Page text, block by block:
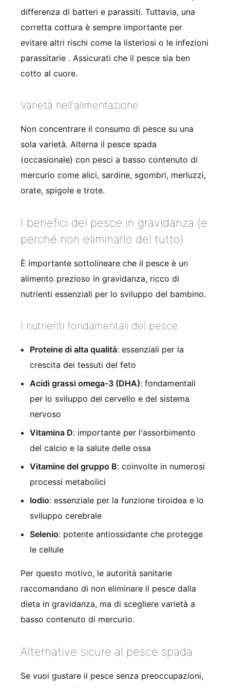
differenza di batteri e parassiti. Tuttavia, una
corretta cottura è sempre importante per
evitare altri rischi come la listeriosi o le infezioni
parassitarie . Assicurati che il pesce sia ben
cotto al cuore.
Varietà nell'alimentazione
Non concentrare il consumo di pesce su una
sola varietà. Alterna il pesce spada
(occasionale) con pesci a basso contenuto di
mercurio come alici, sardine, sgombri, merluzzi,
orate, spigole e trote.
I benefici del pesce in gravidanza (e
perché non eliminarlo del tutto)
È importante sottolineare che il pesce è un
alimento prezioso in gravidanza, ricco di
nutrienti essenziali per lo sviluppo del bambino.
I nutrienti fondamentali del pesce
Proteine di alta qualità: essenziali per la
crescita dei tessuti del feto
Acidi grassi omega-3 (DHA): fondamentali
per lo sviluppo del cervello e del sistema
nervoso
Vitamina D: importante per l'assorbimento
del calcio e la salute delle ossa
Vitamine del gruppo B: coinvolte in numerosi
processi metabolici
Iodio: essenziale per la funzione tiroidea e lo
sviluppo cerebrale
Selenio: potente antiossidante che protegge
le cellule
Per questo motivo, le autorità sanitarie
raccomandano di non eliminare il pesce dalla
dieta in gravidanza, ma di scegliere varietà a
basso contenuto di mercurio.
Alternative sicure al pesce spada
Se vuoi gustare il pesce senza preoccupazioni,